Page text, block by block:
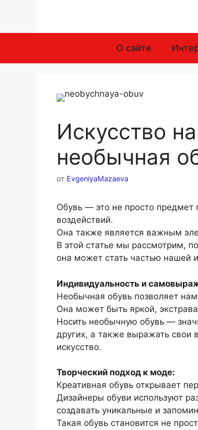
содержимому
О сайте
Искусство
необычная
от EvgeniyaMazaeva
Обувь — это не просто
воздействий.
Она также является важным
В этой статье мы рассмотрим,
она может стать частью нашей
Индивидуальность и
Необычная обувь позволяет
Она может быть яркой,
Носить необычную обувь —
других, а также выражать свои
искусство.
Творческий подход к моде:
Креативная обувь открывает
Дизайнеры обуви используют
создавать уникальные и
Такая обувь становится не